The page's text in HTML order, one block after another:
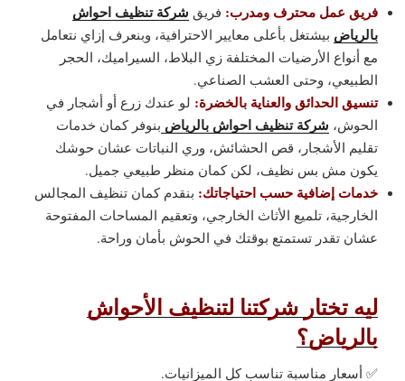
فريق عمل محترف ومدرب: فريق شركة تنظيف احواش
بالرياض بيشتغل بأعلى معايير الاحترافية، وبنعرف إزاي نتعامل
مع أنواع الأرضيات المختلفة زي البلاط، السيراميك، الحجر
الطبيعي، وحتى العشب الصناعي.
تنسيق الحدائق والعناية بالخضرة: لو عندك زرع أو أشجار في
الحوش، شركة تنظيف احواش بالرياض بنوفر كمان خدمات
تقليم الأشجار، قص الحشائش، وري النباتات عشان حوشك
يكون مش بس نظيف، لكن كمان منظر طبيعي جميل.
خدمات إضافية حسب احتياجاتك: بنقدم كمان تنظيف المجالس
الخارجية، تلميع الأثاث الخارجي، وتعقيم المساحات المفتوحة
عشان تقدر تستمتع بوقتك في الحوش بأمان وراحة.
ليه تختار شركتنا لتنظيف الأحواش
بالرياض؟
✅ أسعار مناسبة تناسب كل الميزانيات.